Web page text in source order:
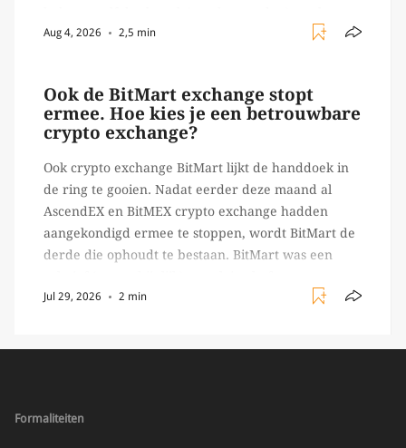
Ledger of Trezor bijvoorbeeld. Echter, op 29 juli
Aug 4, 2026 2,5 min
Ook de BitMart exchange stopt
ermee. Hoe kies je een betrouwbare
crypto exchange?
Ook crypto exchange BitMart lijkt de handdoek in
de ring te gooien. Nadat eerder deze maand al
AscendEX en BitMEX crypto exchange hadden
aangekondigd ermee te stoppen, wordt BitMart de
derde die ophoudt te bestaan. BitMart was een
crypto handelaren terecht konden om te handelen
Jul 29, 2026 2 min
Formaliteiten